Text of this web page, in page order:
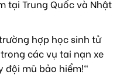
tại Trung Quốc và Nhật
hợp học sinh tử
các vụ tai nạn xe
đội mũ bảo hiểm!"